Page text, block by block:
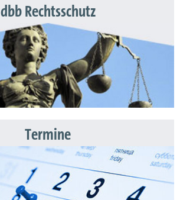
dbb Rechtsschutz
Termine